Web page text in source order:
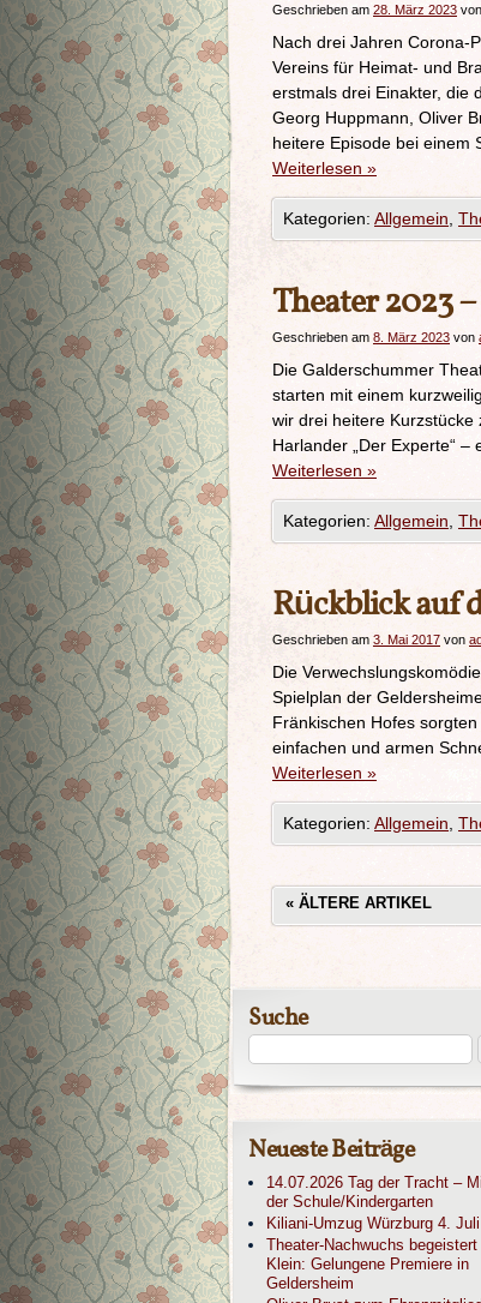
Geschrieben am 28. März 2023 von
Nach drei Jahren Corona-
Vereins für Heimat- und
erstmals drei Einakter, die
Georg Huppmann, Oliver
heitere Episode bei einem
Weiterlesen »
Kategorien: Allgemein
Theater 2023
Geschrieben am 8. März 2023 von
Die Galderschummer
starten mit einem
wir drei heitere Kurzstücke
Harlander „Der Experte“
Weiterlesen »
Kategorien: Allgemein
Rückblick auf
Geschrieben am 3. Mai 2017 von
Die
Spielplan der
Fränkischen Hofes
einfachen und armen
Weiterlesen »
Kategorien: Allgemein
« ÄLTERE ARTIKEL
Suche
Neueste Beiträge
14.07.2026 Tag der Tracht –
der Schule/Kindergarten
Kiliani-Umzug Würzburg 4.
Theater-Nachwuchs
Klein: Gelungene Premiere in
Geldersheim